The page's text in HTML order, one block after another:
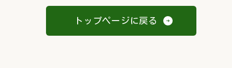
トップページに戻る